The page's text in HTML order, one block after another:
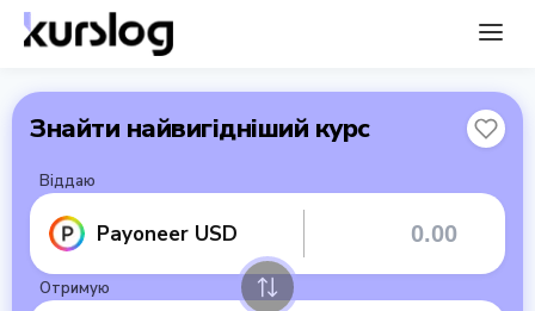
Знайти найвигідніший курс
Віддаю
Payoneer USD
Отримую